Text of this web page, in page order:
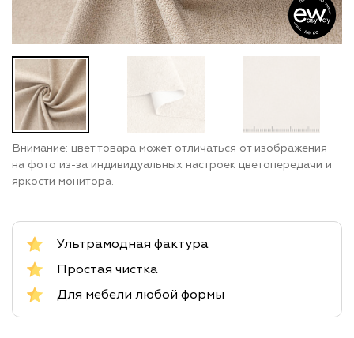
Внимание: цвет товара может отличаться от изображения
на фото из-за индивидуальных настроек цветопередачи и
яркости монитора.
Ультрамодная фактура
Простая чистка
Для мебели любой формы